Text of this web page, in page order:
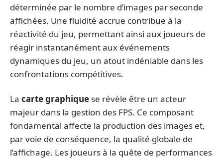
déterminée par le nombre d’images par seconde
affichées. Une fluidité accrue contribue à la
réactivité du jeu, permettant ainsi aux joueurs de
réagir instantanément aux événements
dynamiques du jeu, un atout indéniable dans les
confrontations compétitives.
La carte graphique se révèle être un acteur
majeur dans la gestion des FPS. Ce composant
fondamental affecte la production des images et,
par voie de conséquence, la qualité globale de
l’affichage. Les joueurs à la quête de performances